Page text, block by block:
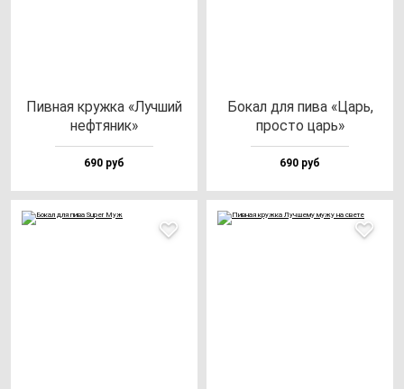
Пив­ная круж­ка «Луч­ший
неф­тя­ник»
690 руб
Бокал для пи­ва «Царь,
прос­то царь»
690 руб